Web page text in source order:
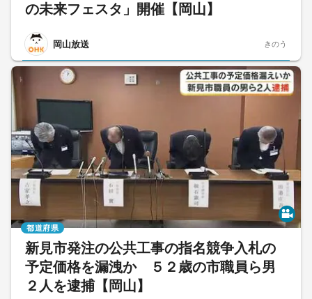
の未来フェスタ」開催【岡山】
岡山放送 きのう
新見市発注の公共工事の指名競争入札の
予定価格を漏洩か ５２歳の市職員ら男
２人を逮捕【岡山】
都道府県